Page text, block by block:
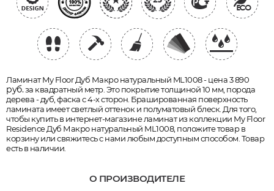
Ламинат My Floor Дуб Макро натуральный ML1008 - цена 3 890
руб.за квадратный метр. Это покрытие толщиной 10 мм, порода
дерева - дуб, фаска с 4-х сторон. Брашированная поверхность
ламината имеет светлый оттенок и полуматовый блеск. Для того,
чтобы купить в интернет-магазине ламинат из коллекции My Floor
Residence Дуб Макро натуральный ML1008, положите товар в
корзину или свяжитесь с нами любым доступным способом. Товар
есть в наличии.
О ПРОИЗВОДИТЕЛЕ